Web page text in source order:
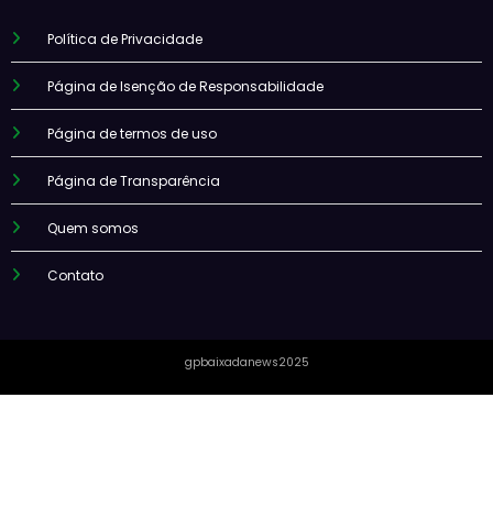
Política de Privacidade
Página de Isenção de Responsabilidade
Página de termos de uso
Página de Transparência
Quem somos
Contato
gpbaixadanews2025